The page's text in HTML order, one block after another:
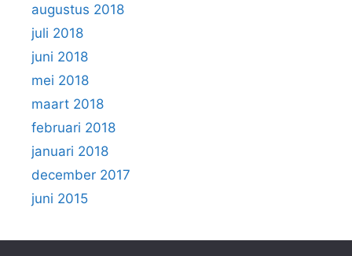
augustus 2018
juli 2018
juni 2018
mei 2018
maart 2018
februari 2018
januari 2018
december 2017
juni 2015